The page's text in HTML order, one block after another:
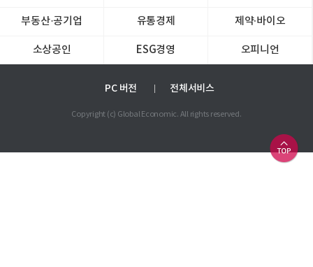
부동산·공기업 유통경제 제약∙바이오
소상공인 ESG경영 오피니언
PC 버전 전체서비스
Copyright (c) Global Economic. All rights reserved.